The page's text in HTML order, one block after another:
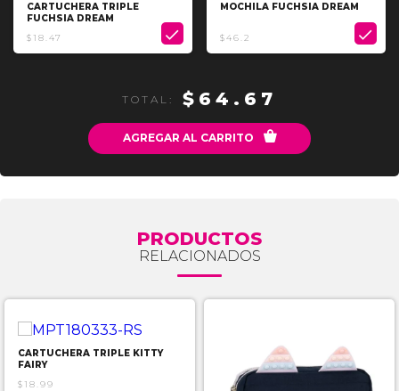
CARTUCHERA TRIPLE
FUCHSIA DREAM
$18.47

MOCHILA FUCHSIA DREAM
$46.2 
TOTAL: $64.67
AGREGAR AL CARRITO 
PRODUCTOS
RELACIONADOS
CARTUCHERA TRIPLE KITTY
FAIRY
$18.99